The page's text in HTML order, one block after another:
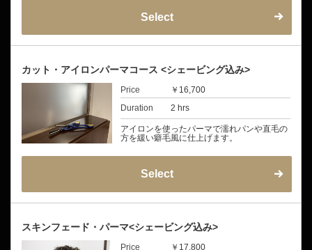
Select
カット・アイロンパーマコース <シェービング込み>
Price
￥16,700
Duration
2 hrs
アイロンを使ったパーマで濡れパンや直毛の
方を緩い癖毛風に仕上げます。
Select
スキンフェード・パーマ<シェービング込み>
Price
￥17,800